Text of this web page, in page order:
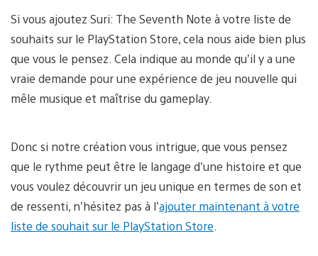
Si vous ajoutez Suri: The Seventh Note à votre liste de
souhaits sur le PlayStation Store, cela nous aide bien plus
que vous le pensez. Cela indique au monde qu’il y a une
vraie demande pour une expérience de jeu nouvelle qui
mêle musique et maîtrise du gameplay.
Donc si notre création vous intrigue, que vous pensez
que le rythme peut être le langage d’une histoire et que
vous voulez découvrir un jeu unique en termes de son et
de ressenti, n’hésitez pas à l’ajouter maintenant à votre
liste de souhait sur le PlayStation Store.